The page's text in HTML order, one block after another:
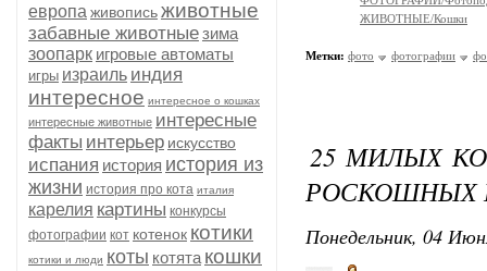
европа живописьживотные
забавные животныезима
зоопарк игровые автоматы
игры израиль индия
интересное интересное о кошках
интересные животные интересные
факты интерьер искусство
испания история история из
жизни история про кота италия
карелия картины конкурсы
фотографии кот котенок котики
котики и люди коты котята кошки
ЖИВОТНЫЕ/Кошки
Метки: фото фотографии
25 МИЛЫХ
РОСКОШНЫХ
Понедельник, 04